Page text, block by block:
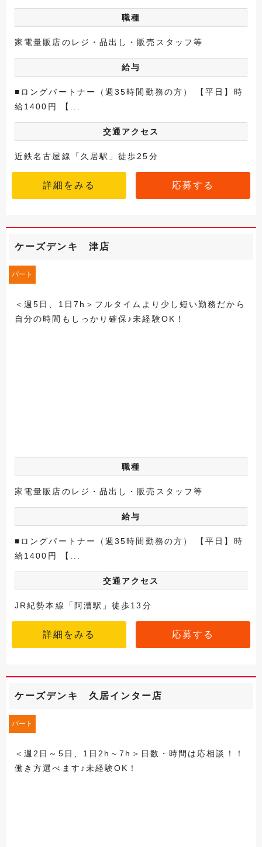
職種
家電量販店のレジ・品出し・販売スタッフ等
給与
■ロングパートナー（週35時間勤務の方） 【平日】時
給1400円 【...
交通アクセス
近鉄名古屋線「久居駅」徒歩25分
詳細をみる 応募する
ケーズデンキ 津店
パート
＜週5日、1日7h＞フルタイムより少し短い勤務だから
自分の時間もしっかり確保♪未経験OK！
職種
家電量販店のレジ・品出し・販売スタッフ等
給与
■ロングパートナー（週35時間勤務の方） 【平日】時
給1400円 【...
交通アクセス
JR紀勢本線「阿漕駅」徒歩13分
詳細をみる 応募する
ケーズデンキ 久居インター店
パート
＜週2日～5日、1日2h～7h＞日数・時間は応相談！！
働き方選べます♪未経験OK！